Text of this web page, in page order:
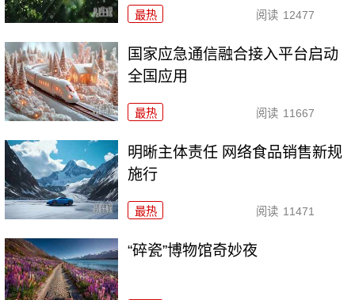
最热 阅读 12477
国家应急通信融合接入平台启动
全国应用
最热 阅读 11667
明晰主体责任 网络食品销售新规
施行
最热 阅读 11471
“碎瓷”博物馆奇妙夜